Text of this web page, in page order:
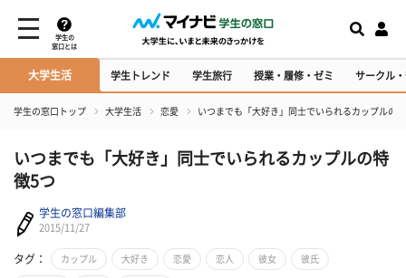
学生の
窓口とは
大学生活 学生トレンド 学生旅行 授業・履修・ゼミ サークル
学生の窓口トップ 大学生活 恋愛 いつまでも「大好き」同士でいられるカップルの
いつまでも「大好き」同士でいられるカップルの特
徴5つ
学生の窓口編集部
2015/11/27
タグ： カップル 大好き 恋愛 恋人 彼女 彼氏